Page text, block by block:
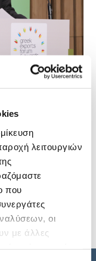
λειτουργιών
που
οι
με άλλες
νέες
ECG
των